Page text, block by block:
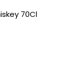
70Cl